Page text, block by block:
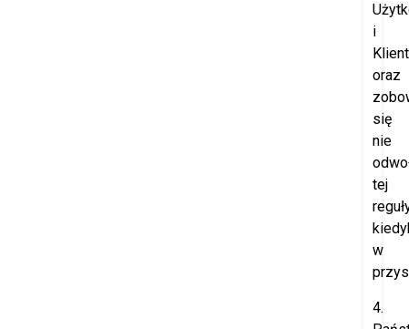
i
oraz
się
nie
tej
w
4.